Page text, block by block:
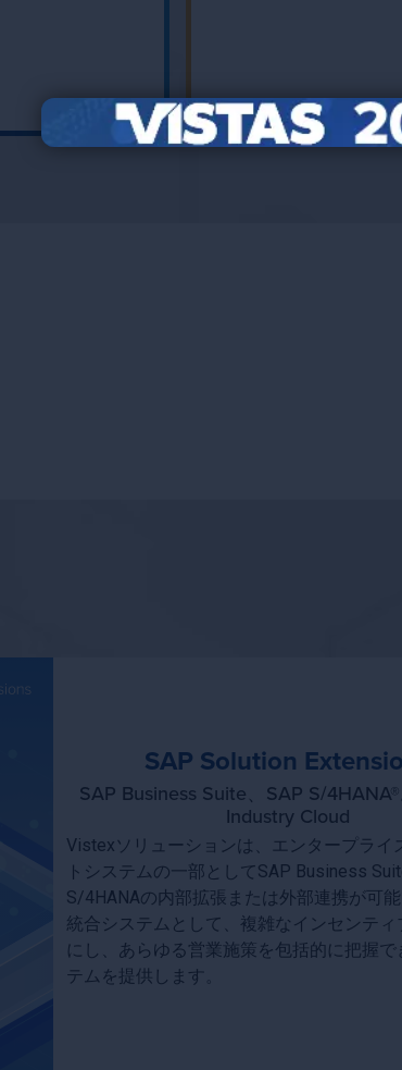
SAP Solution
SAP Business Suite、SAP S/
Industry Cloud
Vistexソリューションは、エンタープライ
トシステムの一部としてSAP Business
S/4HANAの内部拡張または外部連携が可
統合システムとして、複雑なインセンティ
にし、あらゆる営業施策を包括的に把握で
テムを提供します。